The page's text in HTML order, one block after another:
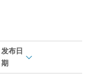
发布日
期